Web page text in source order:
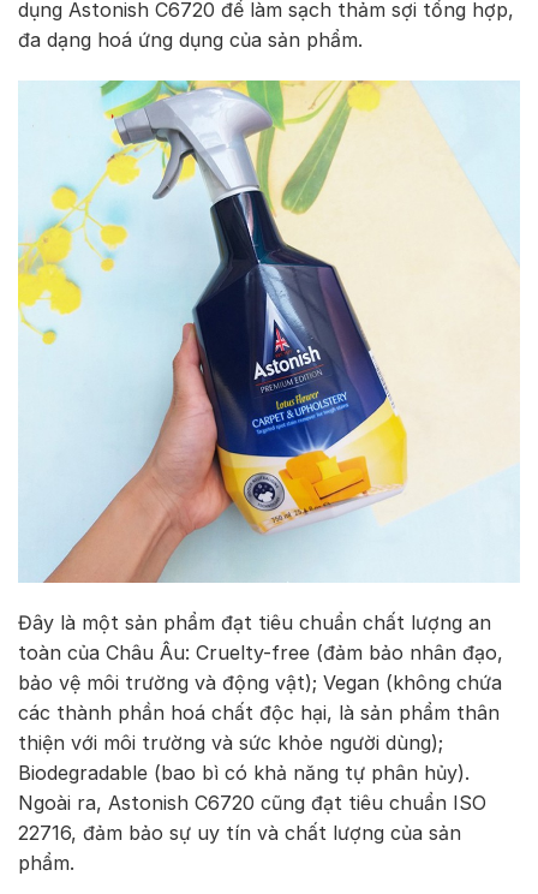
dụng Astonish C6720 để làm sạch thảm sợi tổng hợp,
đa dạng hoá ứng dụng của sản phẩm.
Đây là một sản phẩm đạt tiêu chuẩn chất lượng an
toàn của Châu Âu: Cruelty-free (đảm bảo nhân đạo,
bảo vệ môi trường và động vật); Vegan (không chứa
các thành phần hoá chất độc hại, là sản phẩm thân
thiện với môi trường và sức khỏe người dùng);
Biodegradable (bao bì có khả năng tự phân hủy).
Ngoài ra, Astonish C6720 cũng đạt tiêu chuẩn ISO
22716, đảm bảo sự uy tín và chất lượng của sản
phẩm.